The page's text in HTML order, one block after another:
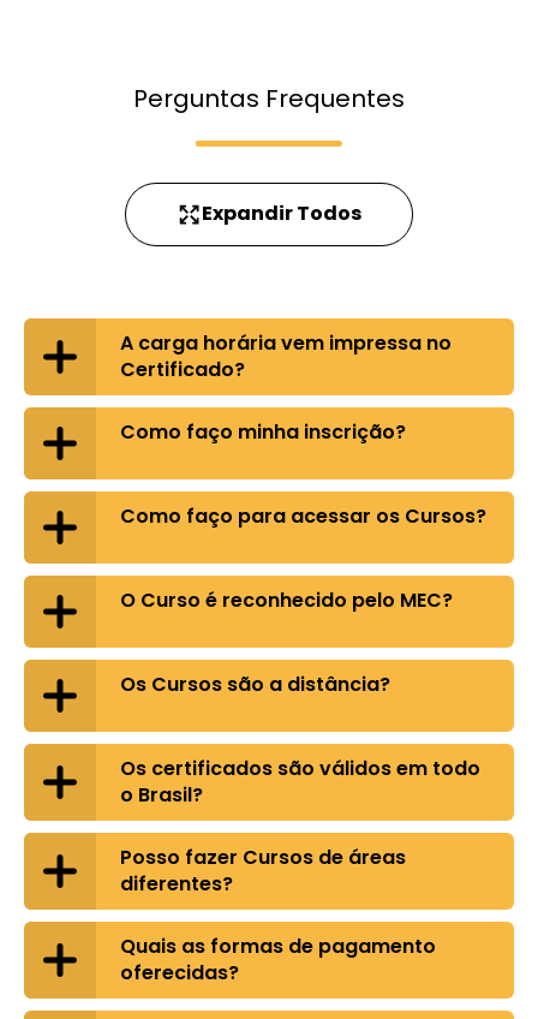
Perguntas Frequentes
Expandir Todos
A carga horária vem impressa no
Certificado?
Como faço minha inscrição?
Como faço para acessar os Cursos?
O Curso é reconhecido pelo MEC?
Os Cursos são a distância?
Os certificados são válidos em todo
o Brasil?
Posso fazer Cursos de áreas
diferentes?
Quais as formas de pagamento
oferecidas?